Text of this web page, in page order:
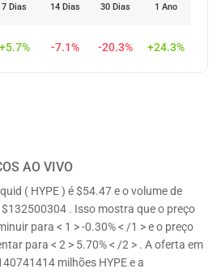
7 Dias 14 Dias 30 Dias 1 Ano
+5.7% -7.1% -20.3% +24.3%
AO VIVO
( HYPE ) é $54.47 e o volume de
. Isso mostra que o preço
para < 1 > -0.30% < /1 > e o preço
para < 2 > 5.70% < /2 > . A oferta em
milhões HYPE e a